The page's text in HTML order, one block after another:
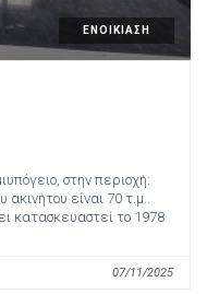
ΕΝΟΙΚΙΑΣΗ
στην περιοχή:
είναι 70 τ.μ..
κατασκευαστεί το 1978
07/11/2025